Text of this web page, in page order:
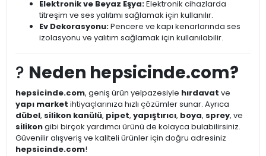
Elektronik ve Beyaz Eşya:Elektronik cihazlarda
titreşim ve ses yalıtımı sağlamak için kullanılır.
Ev Dekorasyonu:Pencere ve kapı kenarlarında ses
izolasyonu ve yalıtım sağlamak için kullanılabilir.
? Neden hepsicinde.com?
hepsicinde.com, geniş ürün yelpazesiyle hırdavat ve
yapı market ihtiyaçlarınıza hızlı çözümler sunar. Ayrıca
dübel, silikon kanülü, pipet, yapıştırıcı, boya, sprey, ve
silikongibi birçok yardımcı ürünü de kolayca bulabilirsiniz.
Güvenilir alışveriş ve kaliteli ürünler için doğru adresiniz
hepsicinde.com!